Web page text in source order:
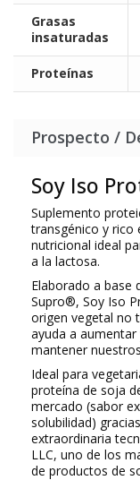
Grasas
insaturadas
Proteínas
Prospecto /
Soy Iso
Suplemento
transgénico y rico
nutricional ideal
a la lactosa.
Elaborado a base
Supro®, Soy Iso
origen vegetal no
ayuda a
mantener
Ideal para
proteína de soja
mercado (sabor
solubilidad)
extraordinaria
LLC, uno de los
de productos de